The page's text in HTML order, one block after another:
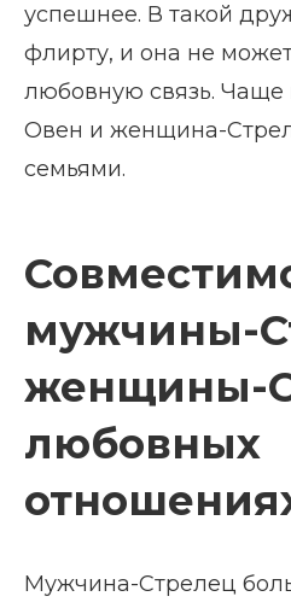
успешнее. В такой
флирту, и она не
любовную связь. Чаще
Овен и женщина-
семьями.
мужчины-
женщины-
любовных
Мужчина-Стрелец